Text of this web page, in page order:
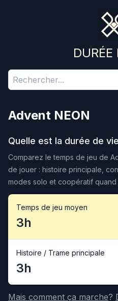
DURÉE
Advent NEON
Quelle est la durée de
Comparez le temps de jeu de
de jouer : histoire principale,
modes solo et coopératif quand
Temps de jeu moyen
3h
Histoire / Trame principale
3h
Mais comment ça marche?